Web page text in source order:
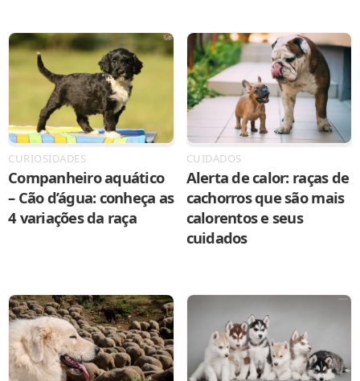
CURIOSIDADES
Companheiro aquático
– Cão d’água: conheça as
4 variações da raça
CUIDADOS
Alerta de calor: raças de
cachorros que são mais
calorentos e seus
cuidados